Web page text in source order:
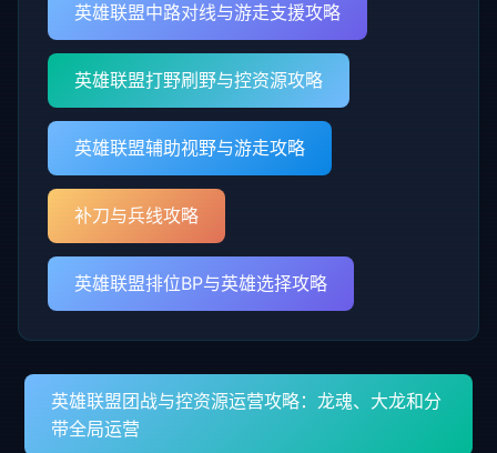
英雄联盟中路对线与游走支援攻略
英雄联盟打野刷野与控资源攻略
英雄联盟辅助视野与游走攻略
补刀与兵线攻略
英雄联盟排位BP与英雄选择攻略
英雄联盟团战与控资源运营攻略：龙魂、大龙和分
带全局运营